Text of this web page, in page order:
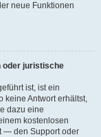
neue Funktionen
oder juristische
ist, ist ein
keine Antwort erhältst,
dazu eine
kostenlosen
— den Support oder